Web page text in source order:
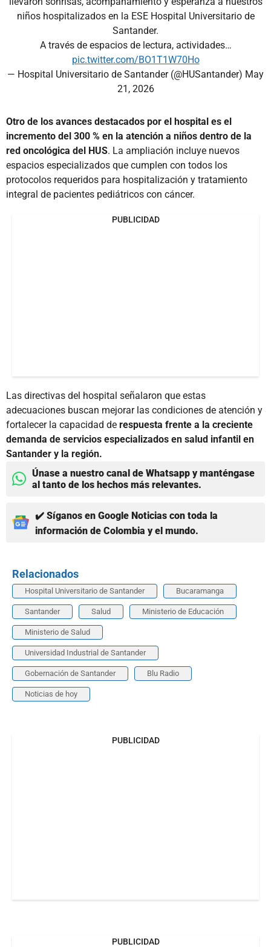
niños hospitalizados en la ESE Hospital Universitario de
Santander.
A través de espacios de lectura, actividades…
pic.twitter.com/BO1T1W70Ho
— Hospital Universitario de Santander (@HUSantander) May
21, 2026
Otro de los avances destacados por el hospital es el
incremento del 300 % en la atención a niños dentro de la
red oncológica del HUS. La ampliación incluye nuevos
espacios especializados que cumplen con todos los
protocolos requeridos para hospitalización y tratamiento
integral de pacientes pediátricos con cáncer.
PUBLICIDAD
Las directivas del hospital señalaron que estas
adecuaciones buscan mejorar las condiciones de atención y
fortalecer la capacidad de respuesta frente a la creciente
demanda de servicios especializados en salud infantil en
Santander y la región.
Únase a nuestro canal de Whatsapp y manténgase
al tanto de los hechos más relevantes.
✔️ Síganos en Google Noticias con toda la
información de Colombia y el mundo.
Relacionados
Hospital Universitario de Santander Bucaramanga
Santander Salud Ministerio de Educación
Ministerio de Salud
Universidad Industrial de Santander
Gobernación de Santander Blu Radio
Noticias de hoy
PUBLICIDAD
PUBLICIDAD